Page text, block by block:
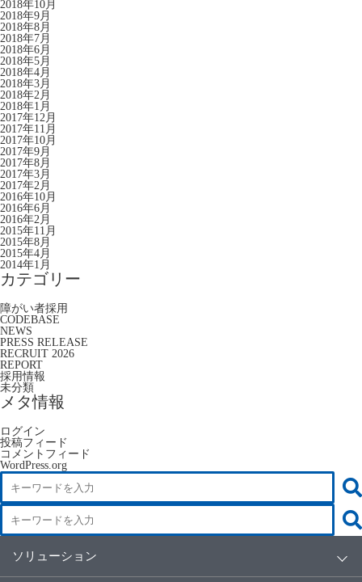
2018年10月
2018年9月
2018年8月
2018年7月
2018年6月
2018年5月
2018年4月
2018年3月
2018年2月
2018年1月
2017年12月
2017年11月
2017年10月
2017年9月
2017年8月
2017年3月
2017年2月
2016年10月
2016年6月
2016年2月
2015年11月
2015年8月
2015年4月
2014年1月
カテゴリー
障がい者採用
CODEBASE
NEWS
PRESS RELEASE
RECRUIT 2026
REPORT
採用情報
未分類
メタ情報
ログイン
投稿フィード
コメントフィード
WordPress.org
ソリューション